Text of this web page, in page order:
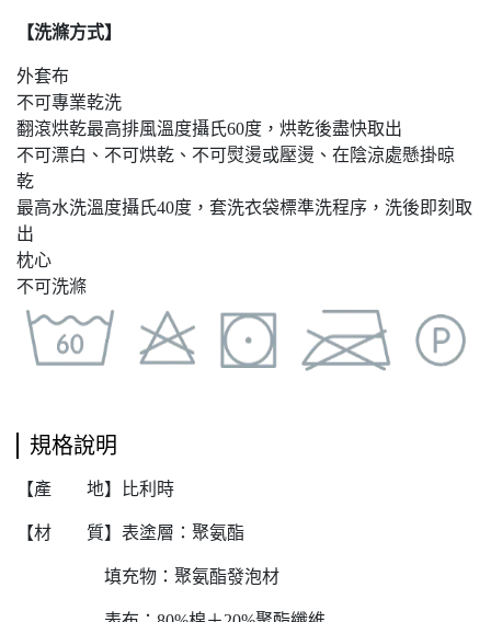
【洗滌方式】
外套布
不可專業乾洗
翻滾烘乾最高排風溫度攝氏60度，烘乾後盡快取出
不可漂白、不可烘乾、不可熨燙或壓燙、在陰涼處懸掛晾
乾
最高水洗溫度攝氏40度，套洗衣袋標準洗程序，洗後即刻取
出
​枕心
不可洗滌
規格說明
【產 地】比利時
【材 質】表塗層：聚氨酯
填充物：聚氨酯發泡材